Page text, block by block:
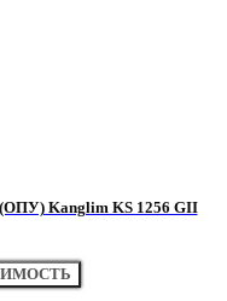
Kanglim KS 1256 GII